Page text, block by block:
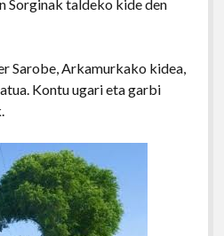
Sorginak taldeko kide den
Sarobe, Arkamurkako kidea,
Kontu ugari eta garbi